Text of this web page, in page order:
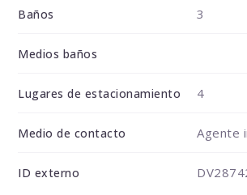
Baños 3
Medios baños
Lugares de estacionamiento 4
Medio de contacto Agente
ID externo